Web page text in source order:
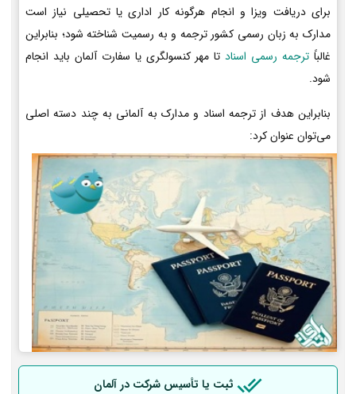
برای دریافت ویزا و انجام هرگونه کار اداری یا تحصیلی نیاز است
مدارک به زبان رسمی کشور ترجمه و به رسمیت شناخته شود؛ بنابراین
غالباً ترجمه رسمی اسنادتا مهر کنسولگری یا سفارت آلمان باید انجام
شود.
بنابراین هدف از ترجمه اسناد و مدارک به آلمانی به چند دسته اصلی
می‌توان عنوان کرد:
ثبت یا تأسیس شرکت در آلمان